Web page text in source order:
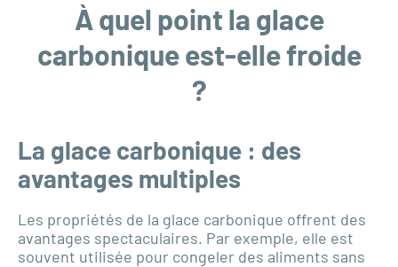
À quel point la glace
carbonique est-elle froide
?
La glace carbonique : des
avantages multiples
Les propriétés de la glace carbonique offrent des
avantages spectaculaires. Par exemple, elle est
souvent utilisée pour congeler des aliments sans